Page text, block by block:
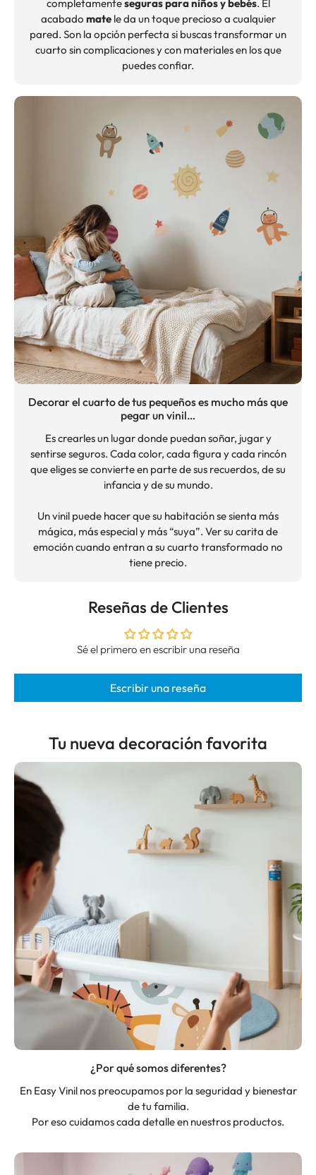
completamenteseguras para niños y bebés. El
acabado matele da un toque precioso a cualquier
pared. Son la opción perfecta si buscas transformar un
cuarto sin complicaciones y con materiales en los que
puedes confiar.
Decorar el cuarto de tus pequeños es mucho más que
pegar un vinil…
Es crearles un lugar donde puedan soñar, jugar y
sentirse seguros. Cada color, cada figura y cada rincón
que eliges se convierte en parte de sus recuerdos, de su
infancia y de su mundo.
Un vinil puede hacer que su habitación se sienta más
mágica, más especial y más “suya”. Ver su carita de
emoción cuando entran a su cuarto transformado no
tiene precio.
Reseñas de Clientes
Sé el primero en escribir una reseña
Escribir una reseña
Tu nueva decoración favorita
¿Por qué somos diferentes?
En Easy Vinil nos preocupamos por la seguridad y bienestar
de tu familia.
Por eso cuidamos cada detalle en nuestros productos.